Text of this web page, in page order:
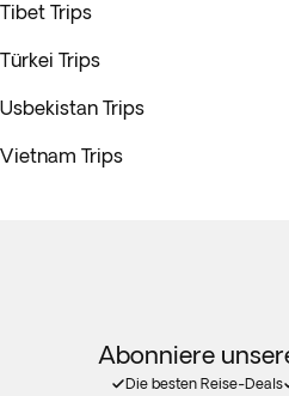
Tibet Trips
Türkei Trips
Usbekistan Trips
Vietnam Trips
Abonniere
Die besten Reise-Deals